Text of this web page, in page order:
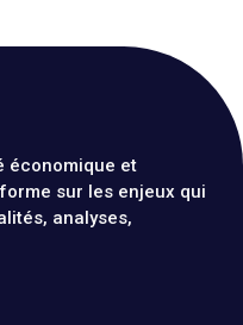
économique et
sur les enjeux qui
analyses,